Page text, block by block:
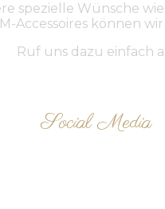
spezielle Wünsche
Accessoires können
Ruf uns dazu einfach
Social Media